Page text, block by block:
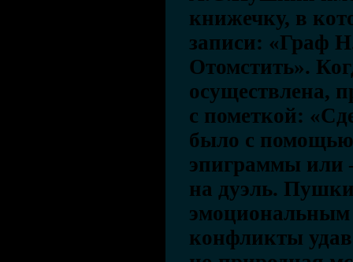
книжечку, в
записи: «Граф
Отомстить».
осуществлена,
с пометкой:
было с помощью
эпиграммы или
на дуэль.
эмоциональным
конфликты